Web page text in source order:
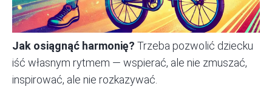
Jak osiągnąć harmonię? Trzeba pozwolić dziecku
iść własnym rytmem — wspierać, ale nie zmuszać,
inspirować, ale nie rozkazywać.